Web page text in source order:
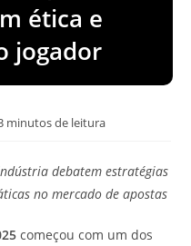
ética e
jogador
minutos de leitura
debatem estratégias
no mercado de apostas
começou com um dos